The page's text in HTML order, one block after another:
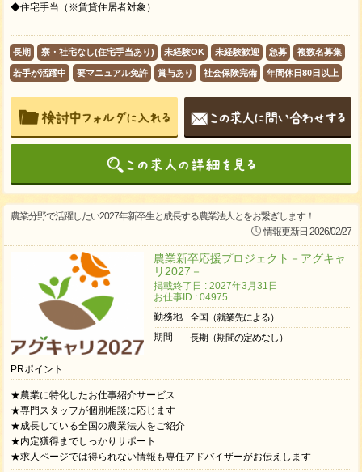
◆住宅手当（※賃貸住居者対象）
長期 寮・社宅なし(住宅手当あり) 未経験OK 未経験歓迎 急募 複数名募集
若手が活躍中 要マニュアル免許 賞与あり 社会保険完備 年間休日80日以上
農業分野で活躍したい2027年新卒生と成長する農業法人とをお繋ぎします！
情報更新日 2026/02/27
農業新卒応援プロジェクト－アグキャ
リ2027－
掲載終了日 : 2027年3月31日
お仕事ID : 04975
勤務地
全国（就業先による）
期間
長期（期間の定めなし）
PRポイント
★農業に特化したお仕事紹介サービス
★専門スタッフが個別相談に応じます
★成長している全国の農業法人をご紹介
★内定獲得までしっかりサポート
★求人ページでは得られない情報も専任アドバイザーがお伝えします